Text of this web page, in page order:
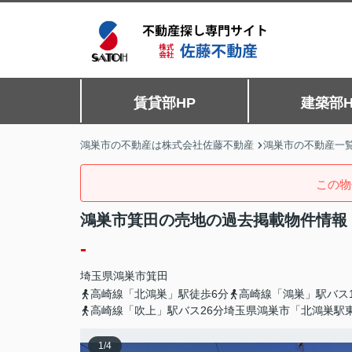
賃貸部HP 建築部
鴻巣市の不動産は株式会社佐藤不動産 鴻巣市の不動産一
この
鴻巣市箕田の売地の過去掲載物件情報
-
埼玉県鴻巣市箕田
高崎線「北鴻巣」駅徒歩6分
高崎線「鴻巣」駅バ
高崎線「吹上」駅バス26分埼玉県鴻巣市「北鴻巣駅
1/4